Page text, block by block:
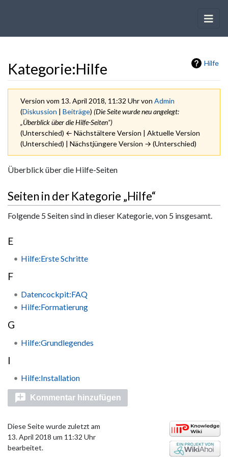
Hilfe
Kategorie:Hilfe
Version vom 13. April 2018, 11:32 Uhr von Admin
(Diskussion | Beiträge) (Die Seite wurde neu angelegt:
„Überblick über die Hilfe-Seiten“)
(Unterschied) ← Nächstältere Version | Aktuelle Version
(Unterschied) | Nächstjüngere Version → (Unterschied)
Wechseln zu:Navigation,Suche
Überblick über die Hilfe-Seiten
Seiten in der Kategorie „Hilfe“
Folgende 5 Seiten sind in dieser Kategorie, von 5 insgesamt.
E
Hilfe:Erste Schritte
F
Datencockpit:FAQ
Hilfe:Formatierung
G
Hilfe:Grundlegendes
I
Hilfe:Installation
Kommentar hinzufügen
Diese Seite wurde zuletzt am
13. April 2018 um 11:32 Uhr
bearbeitet.